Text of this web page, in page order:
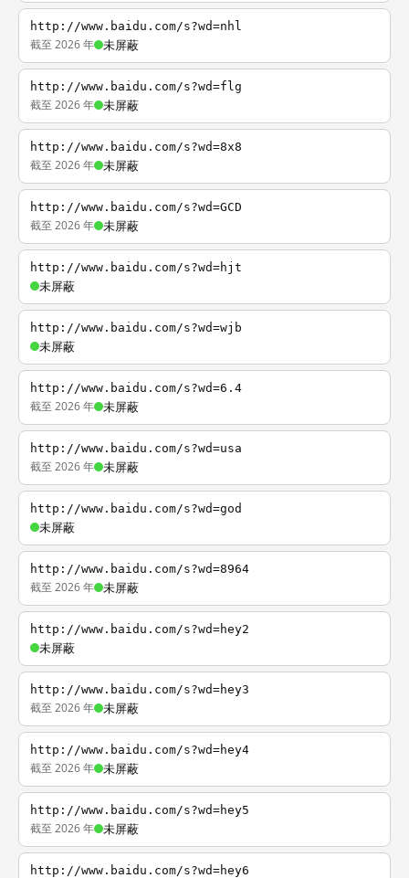
http://www.baidu.com/s?wd=nhl
截至 2026 年 未屏蔽
http://www.baidu.com/s?wd=flg
截至 2026 年 未屏蔽
http://www.baidu.com/s?wd=8x8
截至 2026 年 未屏蔽
http://www.baidu.com/s?wd=GCD
截至 2026 年 未屏蔽
http://www.baidu.com/s?wd=hjt
未屏蔽
http://www.baidu.com/s?wd=wjb
未屏蔽
http://www.baidu.com/s?wd=6.4
截至 2026 年 未屏蔽
http://www.baidu.com/s?wd=usa
截至 2026 年 未屏蔽
http://www.baidu.com/s?wd=god
未屏蔽
http://www.baidu.com/s?wd=8964
截至 2026 年 未屏蔽
http://www.baidu.com/s?wd=hey2
未屏蔽
http://www.baidu.com/s?wd=hey3
截至 2026 年 未屏蔽
http://www.baidu.com/s?wd=hey4
截至 2026 年 未屏蔽
http://www.baidu.com/s?wd=hey5
截至 2026 年 未屏蔽
http://www.baidu.com/s?wd=hey6